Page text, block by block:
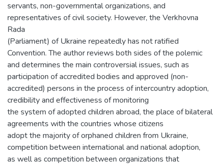
servants, non-governmental organizations, and
representatives of civil society. However, the Verkhovna
Rada
(Parliament) of Ukraine repeatedly has not ratified
Convention. The author reviews both sides of the polemic
and determines the main controversial issues, such as
participation of accredited bodies and approved (non-
accredited) persons in the process of intercountry adoption,
credibility and effectiveness of monitoring
the system of adopted children abroad, the place of bilateral
agreements with the countries whose citizens
adopt the majority of orphaned children from Ukraine,
competition between international and national adoption,
as well as competition between organizations that